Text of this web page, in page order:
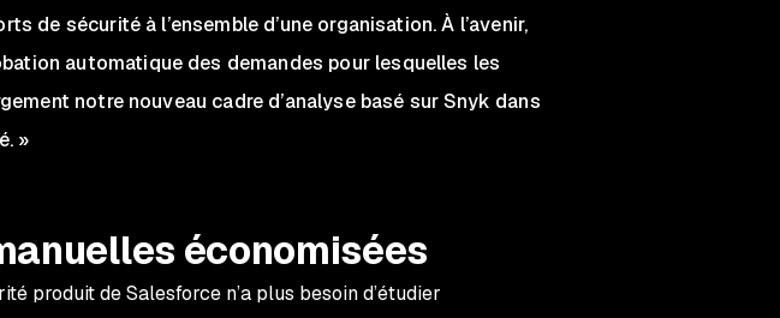
de sécurité à l’ensemble d’une organisation. À l’avenir,
automatique des demandes pour lesquelles les
notre nouveau cadre d’analyse basé sur Snyk dans
»
économisées
produit de Salesforce n’a plus besoin d’étudier